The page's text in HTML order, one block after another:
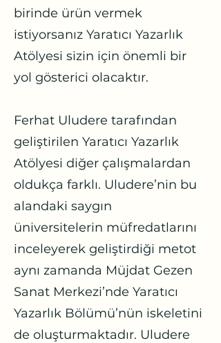
birinde ürün vermek
istiyorsanız Yaratıcı Yazarlık
Atölyesi sizin için önemli bir
yol gösterici olacaktır.
Ferhat Uludere tarafından
geliştirilen Yaratıcı Yazarlık
Atölyesi diğer çalışmalardan
oldukça farklı. Uludere’nin bu
alandaki saygın
üniversitelerin müfredatlarını
inceleyerek geliştirdiği metot
aynı zamanda Müjdat Gezen
Sanat Merkezi’nde Yaratıcı
Yazarlık Bölümü’nün iskeletini
de oluşturmaktadır. Uludere